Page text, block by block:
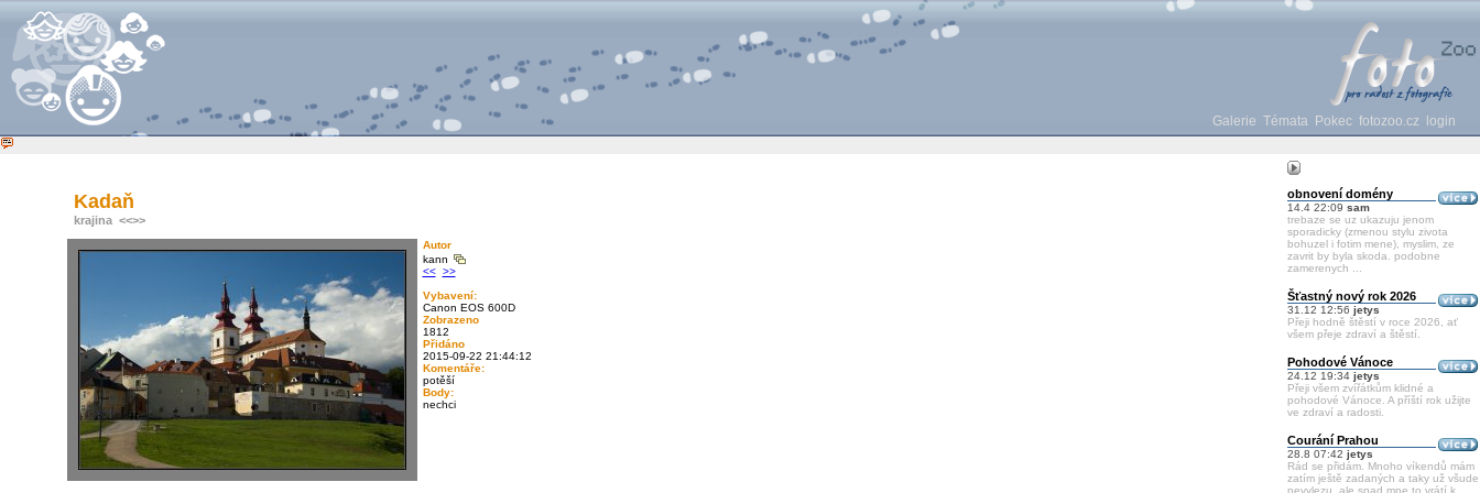
Galerie Témata Pokec fotozoo.cz login
obnovení domény
14.4 22:09 sam
trebaze se uz ukazuju jenom
sporadicky (zmenou stylu zivota
bohuzel i fotim mene), myslim, ze
zavrit by byla skoda. podobne
zamerenych ...
Šťastný nový rok 2026
31.12 12:56 jetys
Přeji hodně štěstí v roce 2026, ať
všem přeje zdraví a štěstí.
Pohodové Vánoce
24.12 19:34 jetys
Přeji všem zvířátkům klidné a
pohodové Vánoce. A příští rok užijte
ve zdraví a radosti.
Courání Prahou
28.8 07:42 jetys
Rád se přidám. Mnoho víkendů mám
zatím ještě zadaných a taky už všude
nevylezu, ale snad mne to vrátí k ...
Kadaň
krajina <<>>
Autor
kann
<< >>
Vybavení:
Canon EOS 600D
Zobrazeno
1812
Přidáno
2015-09-22 21:44:12
Komentáře:
potěší
Body:
nechci